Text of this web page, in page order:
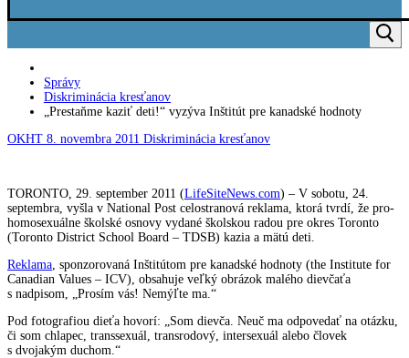
Správy
Diskriminácia kresťanov
„Prestaňme kaziť deti!“ vyzýva Inštitút pre kanadské hodnoty
OKHT 8. novembra 2011 Diskriminácia kresťanov
TORONTO, 29. september 2011 (LifeSiteNews.com) – V sobotu, 24.
septembra, vyšla v National Post celostranová reklama, ktorá tvrdí, že pro-
homosexuálne školské osnovy vydané školskou radou pre okres Toronto
(Toronto District School Board – TDSB) kazia a mätú deti.
Reklama, sponzorovaná Inštitútom pre kanadské hodnoty (the Institute for
Canadian Values – ICV), obsahuje veľký obrázok malého dievčaťa
s nadpisom, „Prosím vás! Nemýľte ma.“
Pod fotografiou dieťa hovorí: „Som dievča. Neuč ma odpovedať na otázku,
či som chlapec, transsexuál, transrodový, intersexuál alebo človek
s dvojakým duchom.“